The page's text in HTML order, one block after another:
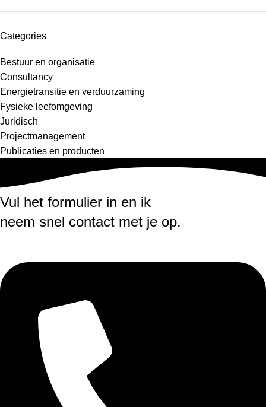
Categories
Bestuur en organisatie
Consultancy
Energietransitie en verduurzaming
Fysieke leefomgeving
Juridisch
Projectmanagement
Publicaties en producten
Vul het formulier in en ik
neem snel contact met je op.